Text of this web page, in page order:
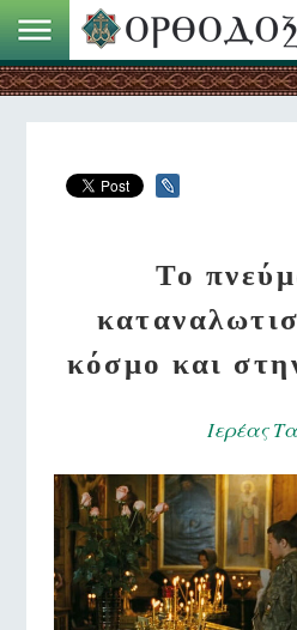
Το
κόσμο και
Ιερέας